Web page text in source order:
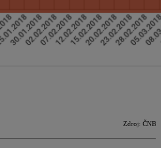
Zdroj: ČNB